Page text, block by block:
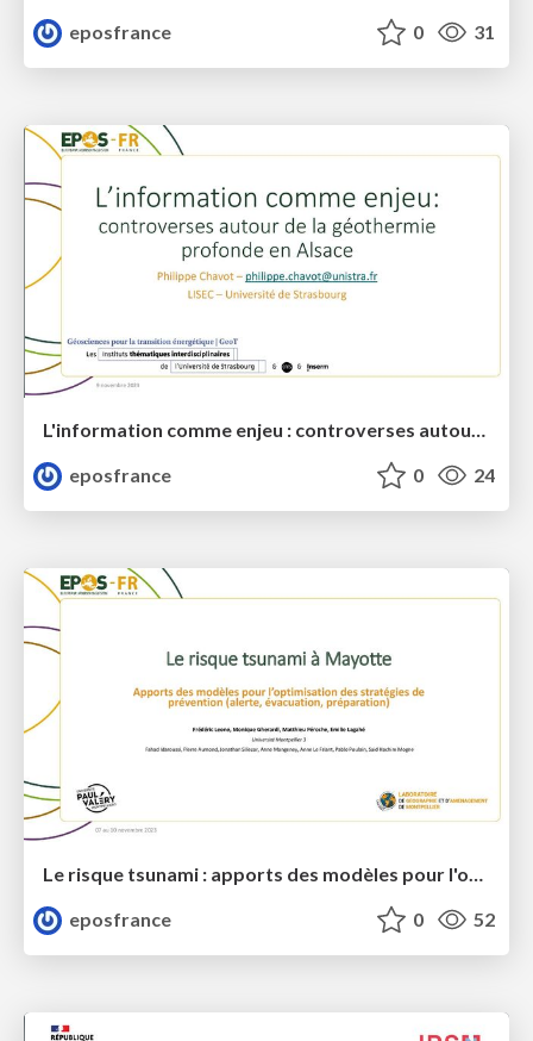
eposfrance
0 31
L'information comme enjeu : controverses autour de la géothermie profonde en Alsace
eposfrance
0 24
Le risque tsunami : apports des modèles pour l'optimisation des stratégies de prévention à Mayotte
eposfrance
0 52